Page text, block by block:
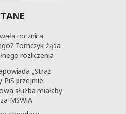
rocznica
Tomczyk żąda
rozliczenia
„Straż
PiS przejmie
służba miałaby
MSWiA